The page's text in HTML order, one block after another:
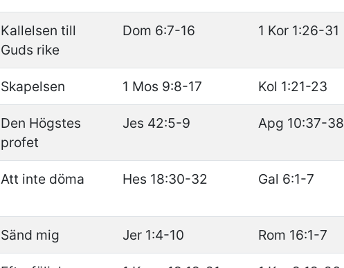
Kallelsen till
Guds rike
Dom 6:7-16 1 Kor 1:26-31
Skapelsen 1 Mos 9:8-17 Kol 1:21-23
Den Högstes
profet
Jes 42:5-9 Apg 10:37-38
Att inte döma Hes 18:30-32 Gal 6:1-7
Sänd mig Jer 1:4-10 Rom 16:1-7